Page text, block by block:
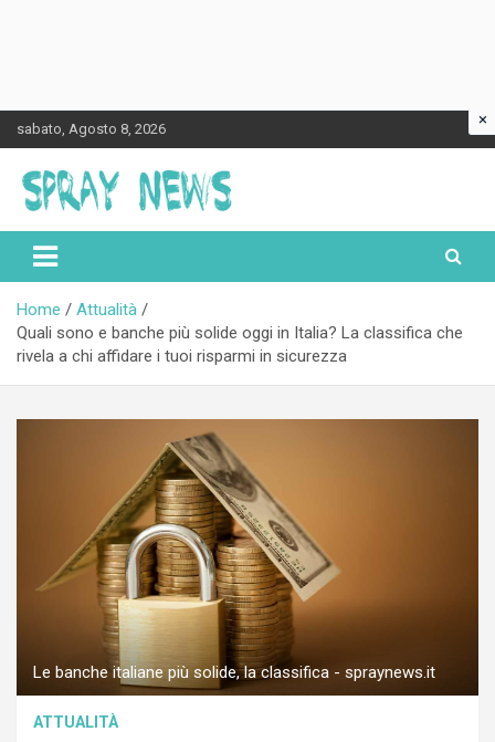
to
content
sabato, Agosto 8, 2026
Spraynews.it
Home
Attualità
Quali sono e banche più solide oggi in Italia? La classifica che
rivela a chi affidare i tuoi risparmi in sicurezza
Le banche italiane più solide, la classifica - spraynews.it
ATTUALITÀ
×